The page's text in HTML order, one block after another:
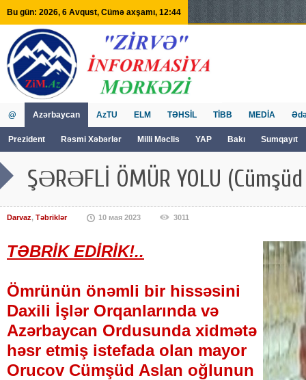
Bu gün: 2026, 6 Avqust, Cümə axşamı, 12:44
@ Azərbaycan
Prezident Rəsmi Xəbərlər Milli Məclis YAP Bakı Sumqayıt
AzTU ELM TƏHSİL TİBB MEDİA
ŞƏRƏFLİ ÖMÜR YOLU
Darvaz, Təbriklər 10 мая 2023 3011
TƏBRİK EDİRİK!..
Ömrünün önəmli bir hissəsini
Daxili İşlər Orqanlarında və
Azərbaycan Ordusunda xidmətə
həsr etmiş istefada olan mayor
Orucov Cümşüd Aslan oğlunun